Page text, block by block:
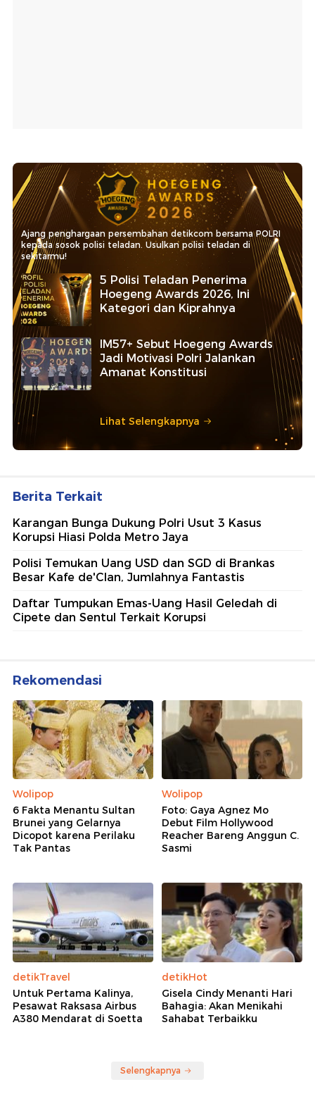
Ajang penghargaan persembahan detikcom bersama POLRI
kepada sosok polisi teladan. Usulkan polisi teladan di
sekitarmu!
5 Polisi Teladan Penerima
Hoegeng Awards 2026, Ini
Kategori dan Kiprahnya
IM57+ Sebut Hoegeng Awards
Jadi Motivasi Polri Jalankan
Amanat Konstitusi
Lihat Selengkapnya
Berita Terkait
Karangan Bunga Dukung Polri Usut 3 Kasus
Korupsi Hiasi Polda Metro Jaya
Polisi Temukan Uang USD dan SGD di Brankas
Besar Kafe de'Clan, Jumlahnya Fantastis
Daftar Tumpukan Emas-Uang Hasil Geledah di
Cipete dan Sentul Terkait Korupsi
Rekomendasi
Wolipop
6 Fakta Menantu Sultan
Brunei yang Gelarnya
Dicopot karena Perilaku
Tak Pantas
Wolipop
Foto: Gaya Agnez Mo
Debut Film Hollywood
Reacher Bareng Anggun C.
Sasmi
detikTravel
Untuk Pertama Kalinya,
Pesawat Raksasa Airbus
A380 Mendarat di Soetta
detikHot
Gisela Cindy Menanti Hari
Bahagia: Akan Menikahi
Sahabat Terbaikku
Selengkapnya